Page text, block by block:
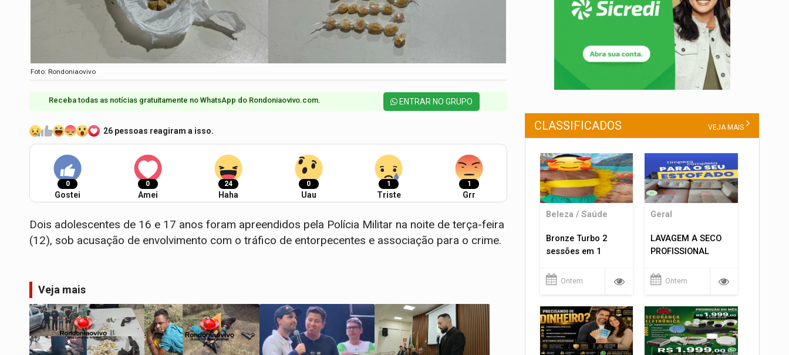
Foto: Rondoniaovivo
Receba todas as notícias gratuitamente no WhatsApp do Rondoniaovivo.com.​ ENTRAR NO GRUPO
26 pessoas reagiram a isso.
0
Gostei
0
Amei
24
Haha
0
Uau
1
Triste
1
Grr
Dois adolescentes de 16 e 17 anos foram apreendidos pela Polícia Militar na noite de terça-feira
(12), sob acusação de envolvimento com o tráfico de entorpecentes e associação para o crime.
Veja mais
CLASSIFICADOS VEJA MAIS
Beleza / Saúde
Bronze Turbo 2
sessões em 1
Ontem
Geral
LAVAGEM A SECO
PROFISSIONAL
Ontem